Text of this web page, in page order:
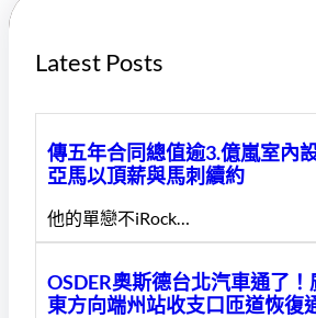
Latest Posts
傳五年合同總值逾3.億嵐室內
亞馬以頂薪與馬刺續約
他的單戀不iRock…
OSDER奧斯德台北汽車通了
東方向端州站收支口匝道恢復